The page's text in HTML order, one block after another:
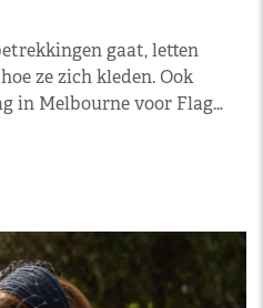
gaat, letten
ze zich kleden. Ook
in Melbourne voor Flag…